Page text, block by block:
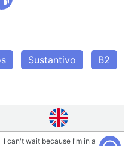
Sustantivo B2
I can't wait because I'm in a